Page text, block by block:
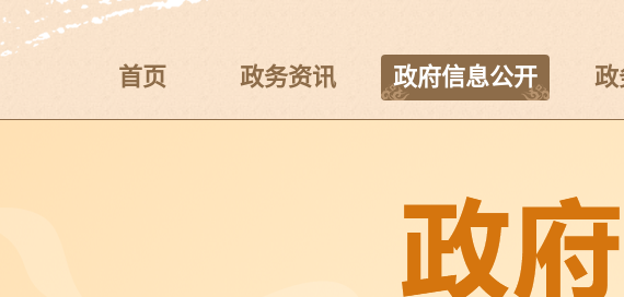
首页 政务资讯 政府信息公开 政